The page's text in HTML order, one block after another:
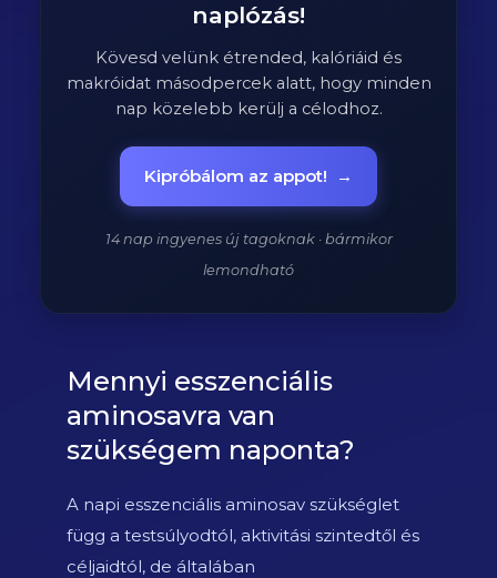
naplózás!
Kövesd velünk étrended, kalóriáid és
makróidat másodpercek alatt, hogy minden
nap közelebb kerülj a célodhoz.
Kipróbálom az appot! →
14 nap ingyenes új tagoknak · bármikor
lemondható
Mennyi esszenciális
aminosavra van
szükségem naponta?
A napi esszenciális aminosav szükséglet
függ a testsúlyodtól, aktivitási szintedtől és
céljaidtól, de általában